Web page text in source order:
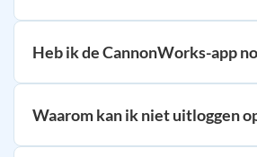
Heb ik de CannonWorks-app
Waarom kan ik niet uitloggen